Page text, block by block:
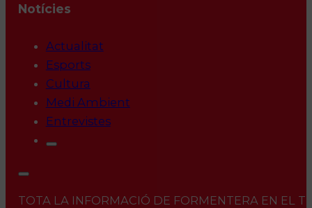
Notícies
Actualitat
Esports
Cultura
Medi Ambient
Entrevistes
TOTA LA INFORMACIÓ DE FORMENTERA EN EL